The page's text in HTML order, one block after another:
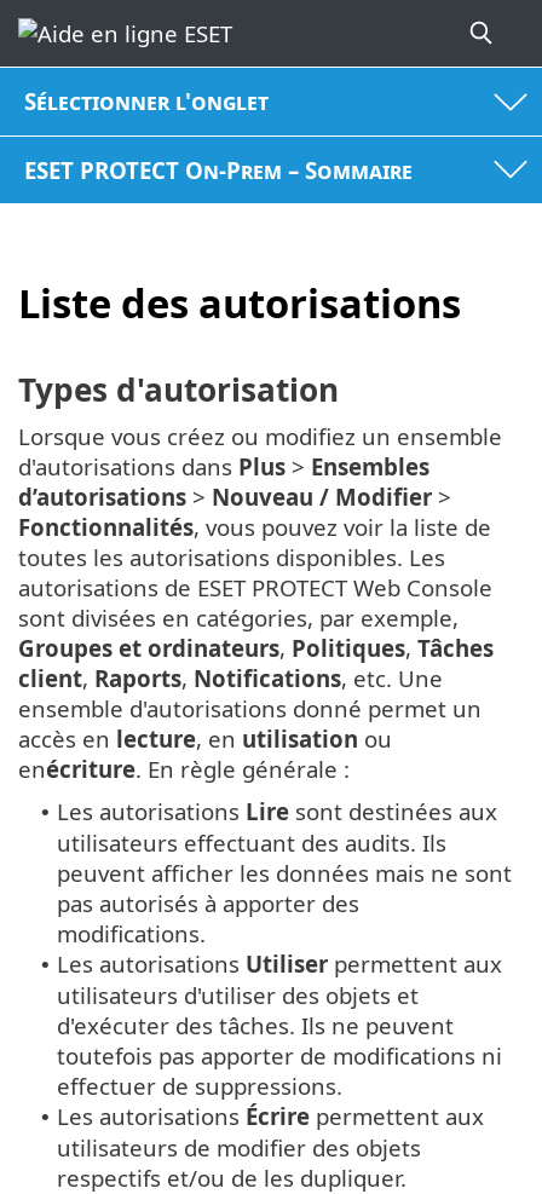
Sélectionner l'onglet
ESET PROTECT On-Prem – Sommaire
Liste des autorisations
Types d'autorisation
Lorsque vous créez ou modifiez un ensemble
d'autorisations dans Plus > Ensembles
d’autorisations > Nouveau / Modifier >
Fonctionnalités, vous pouvez voir la liste de
toutes les autorisations disponibles. Les
autorisations de ESET PROTECT Web Console
sont divisées en catégories, par exemple,
Groupes et ordinateurs, Politiques, Tâches
client, Raports, Notifications, etc. Une
ensemble d'autorisations donné permet un
accès en lecture, en utilisation ou
enécriture. En règle générale :
• Les autorisations Lire sont destinées aux
utilisateurs effectuant des audits. Ils
peuvent afficher les données mais ne sont
pas autorisés à apporter des
modifications.
• Les autorisations Utiliser permettent aux
utilisateurs d'utiliser des objets et
d'exécuter des tâches. Ils ne peuvent
toutefois pas apporter de modifications ni
effectuer de suppressions.
• Les autorisations Écrire permettent aux
utilisateurs de modifier des objets
respectifs et/ou de les dupliquer.